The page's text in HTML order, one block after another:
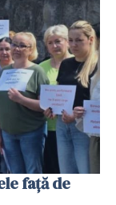
faţă de